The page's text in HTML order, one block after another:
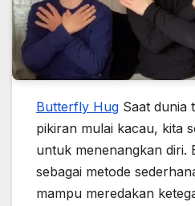
Butterfly Hug Saat dunia
pikiran mulai kacau, kita
untuk menenangkan
sebagai metode
mampu meredakan